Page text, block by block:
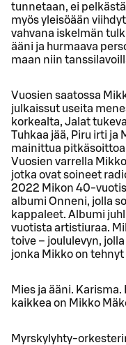
tunnetaan, ei
myös yleisöään
vahvana iskelmän
ääni ja hurmaava
maan niin
Vuosien saatossa
julkaissut useita
korkealta, Jalat
Tuhkaa jää, Piru irti ja
mainittua
Vuosien varrella
jotka ovat soineet
2022 Mikon 40-
albumi Onneni, jolla
kappaleet. Albumi
vuotista artistiuraa.
toive – joululevyn,
jonka Mikko on
Mies ja ääni.
kaikkea on Mikko
Myrskylyhty-